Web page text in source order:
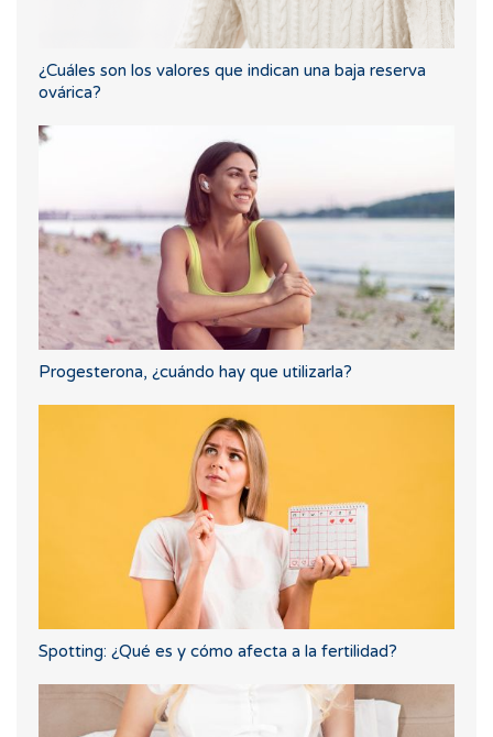
¿Cuáles son los valores que indican una baja reserva
ovárica?
Progesterona, ¿cuándo hay que utilizarla?
Spotting: ¿Qué es y cómo afecta a la fertilidad?